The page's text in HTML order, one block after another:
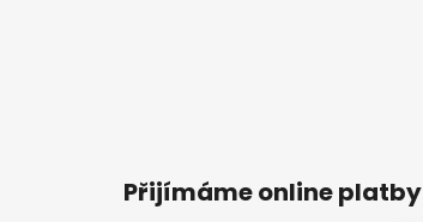
Přijímáme online platby